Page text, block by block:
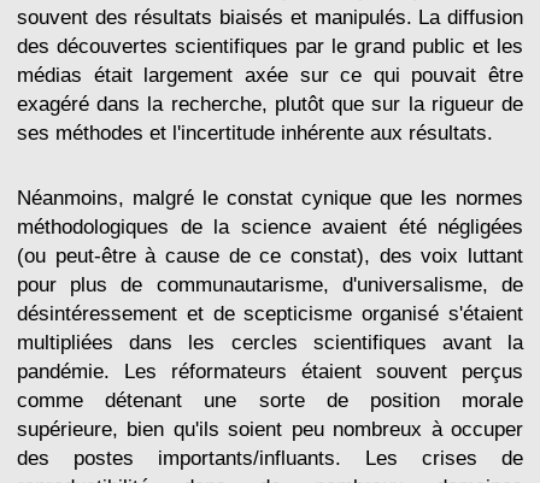
souvent des résultats biaisés et manipulés. La diffusion
des découvertes scientifiques par le grand public et les
médias était largement axée sur ce qui pouvait être
exagéré dans la recherche, plutôt que sur la rigueur de
ses méthodes et l'incertitude inhérente aux résultats.
Néanmoins, malgré le constat cynique que les normes
méthodologiques de la science avaient été négligées
(ou peut-être à cause de ce constat), des voix luttant
pour plus de communautarisme, d'universalisme, de
désintéressement et de scepticisme organisé s'étaient
multipliées dans les cercles scientifiques avant la
pandémie. Les réformateurs étaient souvent perçus
comme détenant une sorte de position morale
supérieure, bien qu'ils soient peu nombreux à occuper
des postes importants/influants. Les crises de